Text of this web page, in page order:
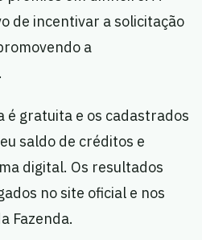
de incentivar a solicitação
a
é gratuita e os cadastrados
saldo de créditos e
digital. Os resultados
no site oficial e nos
Fazenda.